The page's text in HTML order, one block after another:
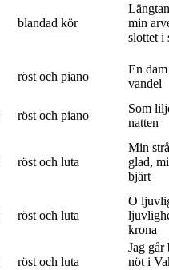
blandad kör
min
slottet i
röst och piano
En
vandel
röst och piano
Som
natten
röst och luta
Min
glad,
bjärt
röst och luta
O
krona
röst och luta
Jag går
nöt i